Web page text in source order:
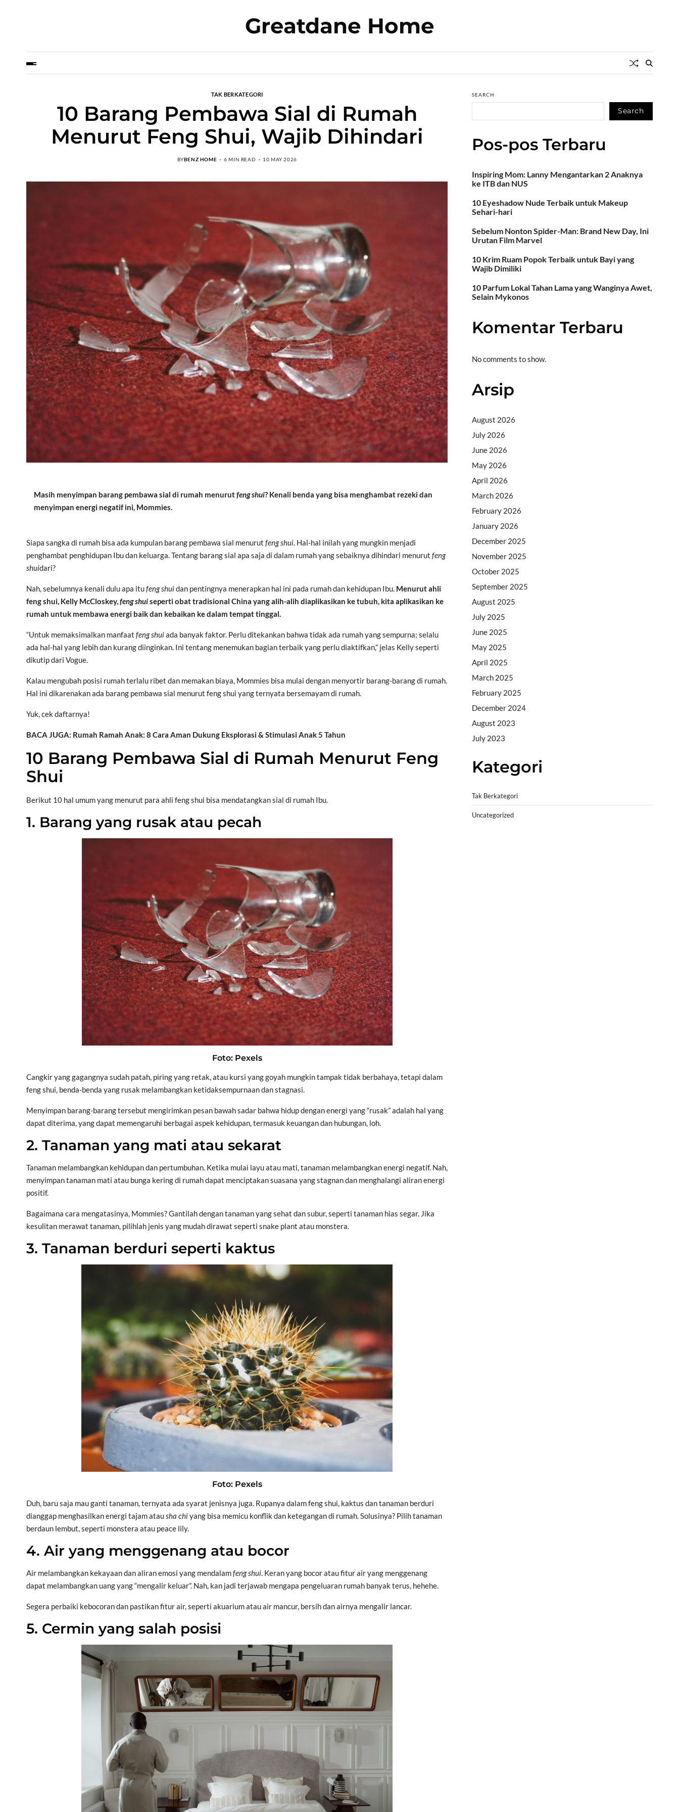
Greatdane Home
TAK BERKATEGORI
10 Barang Pembawa Sial di Rumah
Menurut Feng Shui, Wajib Dihindari
BYBENZ HOME 6 MIN READ 10 MAY 2026
Masih menyimpan barang pembawa sial di rumah menurutfeng shui? Kenali benda yang bisa menghambat rezeki dan
menyimpan energi negatif ini, Mommies.
Siapa sangka di rumah bisa ada kumpulan barang pembawa sial menurut feng shui. Hal-hal inilah yang mungkin menjadi
penghambat penghidupan Ibu dan keluarga. Tentang barang sial apa saja di dalam rumah yang sebaiknya dihindari menurut feng
shuidari?
Nah, sebelumnya kenali dulu apa itufeng shuidan pentingnya menerapkan hal ini pada rumah dan kehidupan Ibu. Menurut ahli
feng shui, Kelly McCloskey,feng shuiseperti obat tradisional China yang alih-alih diaplikasikan ke tubuh, kita aplikasikan ke
rumah untuk membawa energi baik dan kebaikan ke dalam tempat tinggal.
“Untuk memaksimalkan manfaat feng shuiada banyak faktor. Perlu ditekankan bahwa tidak ada rumah yang sempurna; selalu
ada hal-hal yang lebih dan kurang diinginkan. Ini tentang menemukan bagian terbaik yang perlu diaktifkan,” jelas Kelly seperti
dikutip dari Vogue.
Kalau mengubah posisi rumah terlalu ribet dan memakan biaya, Mommies bisa mulai dengan menyortir barang-barang di rumah.
Hal ini dikarenakan ada barang pembawa sial menurut feng shui yang ternyata bersemayam di rumah.
Yuk, cek daftarnya!
BACA JUGA: Rumah Ramah Anak: 8 Cara Aman Dukung Eksplorasi & Stimulasi Anak 5 Tahun
10 Barang Pembawa Sial di Rumah Menurut Feng
Shui
Berikut 10 hal umum yang menurut para ahli feng shui bisa mendatangkan sial di rumah Ibu.
1. Barang yang rusak atau pecah
Foto: Pexels
Cangkir yang gagangnya sudah patah, piring yang retak, atau kursi yang goyah mungkin tampak tidak berbahaya, tetapi dalam
feng shui, benda-benda yang rusak melambangkan ketidaksempurnaan dan stagnasi.
Menyimpan barang-barang tersebut mengirimkan pesan bawah sadar bahwa hidup dengan energi yang “rusak” adalah hal yang
dapat diterima, yang dapat memengaruhi berbagai aspek kehidupan, termasuk keuangan dan hubungan, loh.
2. Tanaman yang mati atau sekarat
Tanaman melambangkan kehidupan dan pertumbuhan. Ketika mulai layu atau mati, tanaman melambangkan energi negatif. Nah,
menyimpan tanaman mati atau bunga kering di rumah dapat menciptakan suasana yang stagnan dan menghalangi aliran energi
positif.
Bagaimana cara mengatasinya, Mommies? Gantilah dengan tanaman yang sehat dan subur, seperti tanaman hias segar. Jika
kesulitan merawat tanaman, pilihlah jenis yang mudah dirawat seperti snake plant atau monstera.
3. Tanaman berduri seperti kaktus
Foto: Pexels
Duh, baru saja mau ganti tanaman, ternyata ada syarat jenisnya juga. Rupanya dalam feng shui, kaktus dan tanaman berduri
dianggap menghasilkan energi tajam atausha chiyang bisa memicu konflik dan ketegangan di rumah. Solusinya? Pilih tanaman
berdaun lembut, seperti monstera atau peace lily.
4. Air yang menggenang atau bocor
Air melambangkan kekayaan dan aliran emosi yang mendalamfeng shui. Keran yang bocor atau fitur air yang menggenang
dapat melambangkan uang yang “mengalir keluar”. Nah, kan jadi terjawab mengapa pengeluaran rumah banyak terus, hehehe.
Segera perbaiki kebocoran dan pastikan fitur air, seperti akuarium atau air mancur, bersih dan airnya mengalir lancar.
5. Cermin yang salah posisi
SEARCH
Search
Pos-pos Terbaru
Inspiring Mom: Lanny Mengantarkan 2 Anaknya
ke ITB dan NUS
10 Eyeshadow Nude Terbaik untuk Makeup
Sehari-hari
Sebelum Nonton Spider-Man: Brand New Day, Ini
Urutan Film Marvel
10 Krim Ruam Popok Terbaik untuk Bayi yang
Wajib Dimiliki
10 Parfum Lokal Tahan Lama yang Wanginya Awet,
Selain Mykonos
Komentar Terbaru
No comments to show.
Arsip
August 2026
July 2026
June 2026
May 2026
April 2026
March 2026
February 2026
January 2026
December 2025
November 2025
October 2025
September 2025
August 2025
July 2025
June 2025
May 2025
April 2025
March 2025
February 2025
December 2024
August 2023
July 2023
Kategori
Tak Berkategori
Uncategorized